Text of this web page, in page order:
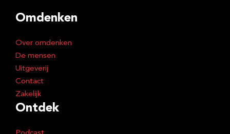
Omdenken
Over omdenken
De mensen
Uitgeverij
Contact
Zakelijk
Ontdek